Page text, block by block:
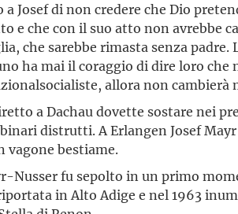
a Josef di non credere che Dio
e che con il suo atto non avrebbe
che sarebbe rimasta senza padre.
ha mai il coraggio di dire loro che
allora non cambierà
a Dachau dovette sostare nei
binari distrutti. A Erlangen Josef
vagone bestiame.
Nusser fu sepolto in un primo
in Alto Adige e nel 1963